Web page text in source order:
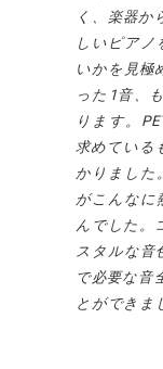
く、楽器か
しいピアノ
いかを見極
った 1 音、
ります。
求めている
かりました
がこんなに
んでした。
スタルな音
で必要な音
とができま